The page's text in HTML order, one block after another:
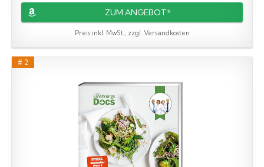
ZUM ANGEBOT*
Preis inkl. MwSt., zzgl. Versandkosten
# 2